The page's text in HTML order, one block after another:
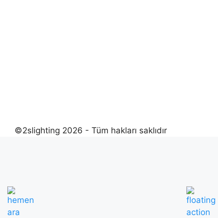
©2slighting 2026 - Tüm hakları saklıdır